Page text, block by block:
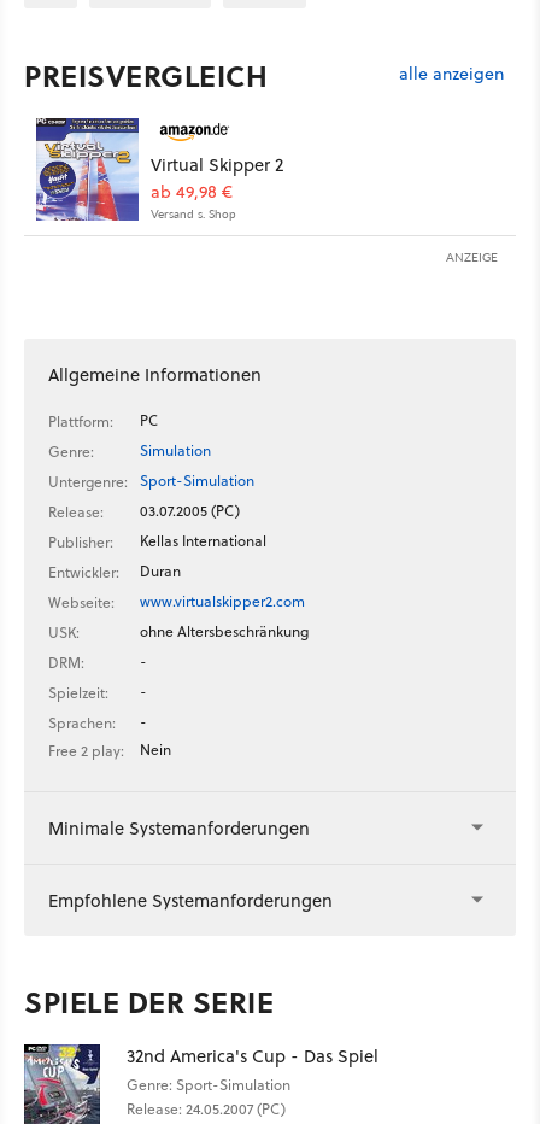
PREISVERGLEICH alle anzeigen
Virtual Skipper 2
ab 49,98 €
Versand s. Shop
ANZEIGE
Allgemeine Informationen
Plattform:
PC
Genre:
Simulation
Untergenre:
Sport-Simulation
Release:
03.07.2005 (PC)
Publisher:
Kellas International
Entwickler:
Duran
Webseite:
www.virtualskipper2.com
USK:
ohne Altersbeschränkung
DRM:
-
Spielzeit:
-
Sprachen:
-
Free 2 play:
Nein
Minimale Systemanforderungen
Empfohlene Systemanforderungen
SPIELE DER SERIE
32nd America's Cup - Das Spiel
Genre: Sport-Simulation
Release: 24.05.2007 (PC)